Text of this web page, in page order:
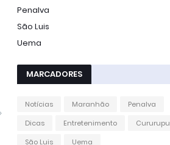
Penalva
São Luis
Uema
MARCADORES
Notícias Maranhão
Penalva
Dicas
Entretenimento
Cururupu
São Luis
Uema